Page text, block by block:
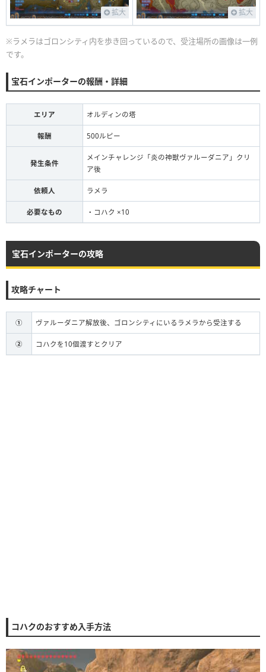
拡大 拡大
※ラメラはゴロンシティ内を歩き回っているので、受注場所の画像は一例
です。
宝石インポーターの報酬・詳細
エリア オルディンの塔
報酬 500ルピー
発生条件
メインチャレンジ「炎の神獣ヴァルーダニア」クリ
ア後
依頼人 ラメラ
必要なもの ・コハク ×10
宝石インポーターの攻略
攻略チャート
① ヴァルーダニア解放後、ゴロンシティにいるラメラから受注する
② コハクを10個渡すとクリア
コハクのおすすめ入手方法